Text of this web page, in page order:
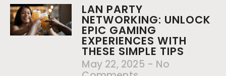
LAN PARTY
NETWORKING: UNLOCK
EPIC GAMING
EXPERIENCES WITH
THESE SIMPLE TIPS
May 22, 2025
No